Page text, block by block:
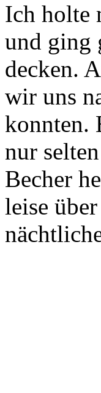
Ich holte
und ging
decken.
wir uns
konnten.
nur
Becher
leise